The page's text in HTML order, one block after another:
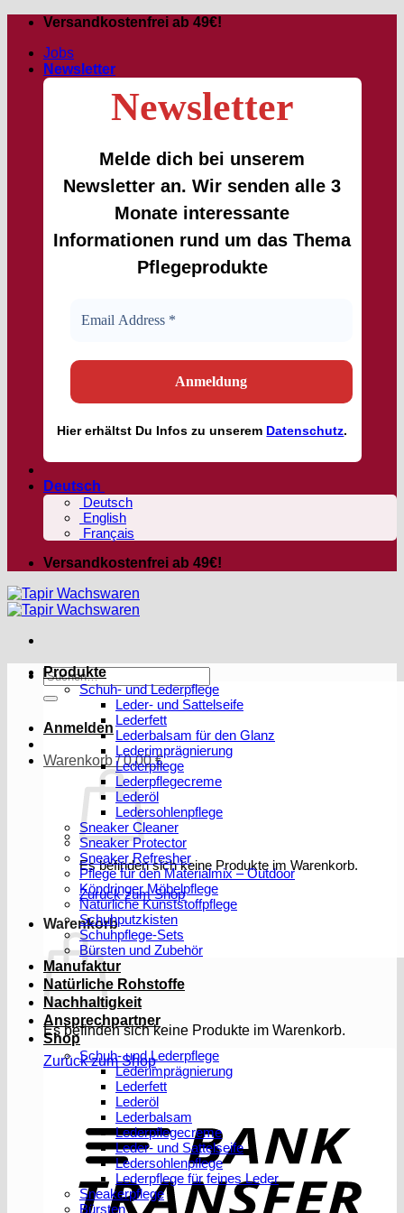
Zum
springen
Versandkostenfrei ab 49€!
Jobs
Newsletter
Newsletter
Melde dich bei unserem
Newsletter an. Wir senden alle 3
Monate interessante
Informationen rund um das Thema
Pflegeprodukte
Hiererhältst Du Infos zu unserem Datenschutz.
Deutsch
Deutsch
English
Français
Versandkostenfrei ab 49€!
Suchen
nach:
Anmelden
Warenkorb /0,00€
Es befinden sich keine Produkte im Warenkorb.
Zurück zum Shop
Warenkorb
Es befinden sich keine Produkte im Warenkorb.
Zurück zum Shop
Produkte
Schuh- und Lederpflege
Leder- und Sattelseife
Lederfett
Lederbalsam für den Glanz
Lederimprägnierung
Lederpflege
Lederpflegecreme
Lederöl
Ledersohlenpflege
Sneaker Cleaner
Sneaker Protector
Sneaker Refresher
Pflege für den Materialmix – Outdoor
Köndringer Möbelpflege
Natürliche Kunststoffpflege
Schuhputzkisten
Schuhpflege-Sets
Bürsten und Zubehör
Manufaktur
Natürliche Rohstoffe
Nachhaltigkeit
Ansprechpartner
Shop
Schuh- und Lederpflege
Lederimprägnierung
Lederfett
Lederöl
Lederbalsam
Lederpflegecreme
Leder- und Sattelseife
Ledersohlenpflege
Lederpflege für feines Leder
Sneakerpflege
Bürsten